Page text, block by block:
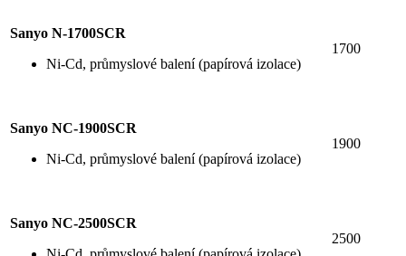
Sanyo N-1700SCR
Ni-Cd, průmyslové balení (papírová izolace)
1700
Sanyo NC-1900SCR
Ni-Cd, průmyslové balení (papírová izolace)
1900
Sanyo NC-2500SCR
2500